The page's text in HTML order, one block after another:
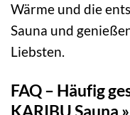
Wärme und die
Sauna und
Liebsten.
FAQ – Häufig
KARIBU Sauna